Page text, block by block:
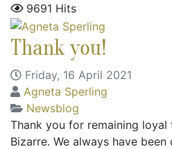
9691 Hits
Thank you!
Friday, 16 April 2021
Agneta Sperling
Newsblog
Thank you for remaining
Bizarre. We always have